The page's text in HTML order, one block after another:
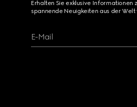
Erhalten Sie exklusive
spannende Neuigkeiten aus der Welt
E-Mail